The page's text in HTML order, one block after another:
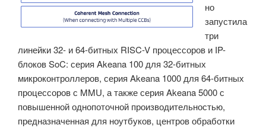
но
запустила
три
линейки 32- и 64-битных RISC-V процессоров и IP-
блоков SoC: серия Akeana 100 для 32-битных
микроконтроллеров, серия Akeana 1000 для 64-битных
процессоров с MMU, а также серия Akeana 5000 с
повышенной однопоточной производительностью,
предназначенная для ноутбуков, центров обработки